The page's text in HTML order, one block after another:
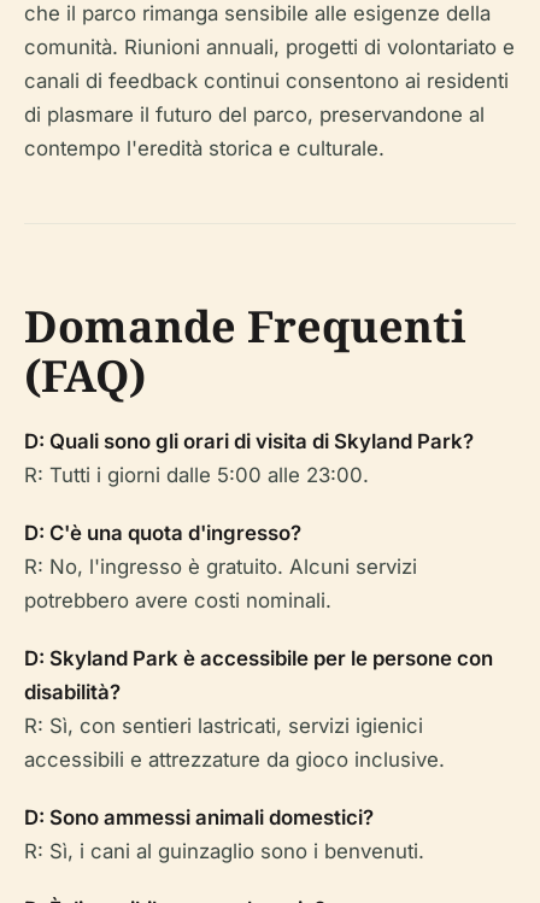
che il parco rimanga sensibile alle esigenze della
comunità. Riunioni annuali, progetti di volontariato e
canali di feedback continui consentono ai residenti
di plasmare il futuro del parco, preservandone al
contempo l'eredità storica e culturale.
Domande Frequenti
(FAQ)
D: Quali sono gli orari di visita di Skyland Park?
R: Tutti i giorni dalle 5:00 alle 23:00.
D: C'è una quota d'ingresso?
R: No, l'ingresso è gratuito. Alcuni servizi
potrebbero avere costi nominali.
D: Skyland Park è accessibile per le persone con
disabilità?
R: Sì, con sentieri lastricati, servizi igienici
accessibili e attrezzature da gioco inclusive.
D: Sono ammessi animali domestici?
R: Sì, i cani al guinzaglio sono i benvenuti.